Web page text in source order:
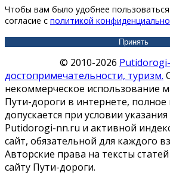
Чтобы вам было удобнее
согласие с политикой
Принять
© 2010-2026
достопримечательности, туризм.
некоммерческое использование
Пути-дороги в интернете, полное
допускается при условии
Putidorogi-nn.ru и активной
сайт, обязательной для каждого
Авторские права на тексты
сайту Пути-дороги.